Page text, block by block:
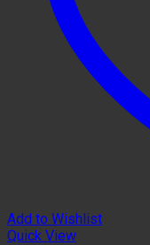
Add to Wishlist
Quick View